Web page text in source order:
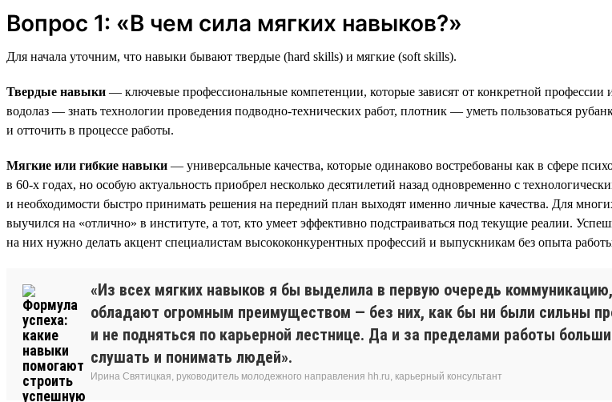
Вопрос 1: «В чем сила мягких навыков?»
Для начала уточним, что навыки бывают твердые (hard skills) и мягкие (soft skills).
Твердые навыки — ключевые профессиональные компетенции, которые зависят от конкретной
водолаз — знать технологии проведения подводно-технических работ, плотник — уметь пользоваться
и отточить в процессе работы.
Мягкие или гибкие навыки — универсальные качества, которые одинаково востребованы как в сфере
в 60-х годах, но особую актуальность приобрел несколько десятилетий назад одновременно с
и необходимости быстро принимать решения на передний план выходят именно личные качества. Для
выучился на «отлично» в институте, а тот, кто умеет эффективно подстраиваться под текущие реалии.
на них нужно делать акцент специалистам высококонкурентных профессий и выпускникам без опыта
«Из всех мягких навыков я бы выделила в первую очередь
обладают огромным преимуществом — без них, как бы ни были сильны
и не подняться по карьерной лестнице. Да и за пределами работы
слушать и понимать людей».
Ирина Святицкая, руководитель молодежного направления hh.ru, карьерный консультант